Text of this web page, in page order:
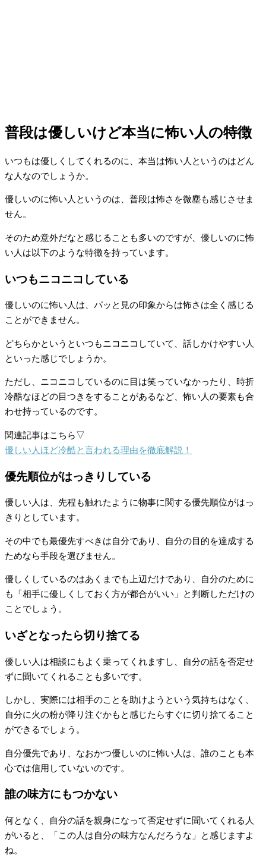
普段は優しいけど本当に怖い人の特徴
いつもは優しくしてくれるのに、本当は怖い人というのはどん
な人なのでしょうか。
優しいのに怖い人というのは、普段は怖さを微塵も感じさせま
せん。
そのため意外だなと感じることも多いのですが、優しいのに怖
い人は以下のような特徴を持っています。
いつもニコニコしている
優しいのに怖い人は、パッと見の印象からは怖さは全く感じる
ことができません。
どちらかというといつもニコニコしていて、話しかけやすい人
といった感じでしょうか。
ただし、ニコニコしているのに目は笑っていなかったり、時折
冷酷なほどの目つきをすることがあるなど、怖い人の要素も合
わせ持っているのです。
関連記事はこちら▽
優しい人ほど冷酷と言われる理由を徹底解説！
優先順位がはっきりしている
優しい人は、先程も触れたように物事に関する優先順位がはっ
きりとしています。
その中でも最優先すべきは自分であり、自分の目的を達成する
ためなら手段を選びません。
優しくしているのはあくまでも上辺だけであり、自分のために
も「相手に優しくしておく方が都合がいい」と判断しただけの
ことでしょう。
いざとなったら切り捨てる
優しい人は相談にもよく乗ってくれますし、自分の話を否定せ
ずに聞いてくれることも多いです。
しかし、実際には相手のことを助けようという気持ちはなく、
自分に火の粉が降り注ぐかもと感じたらすぐに切り捨てること
ができるでしょう。
自分優先であり、なおかつ優しいのに怖い人は、誰のことも本
心では信用していないのです。
誰の味方にもつかない
何となく、自分の話を親身になって否定せずに聞いてくれる人
がいると、「この人は自分の味方なんだろうな」と感じますよ
ね。